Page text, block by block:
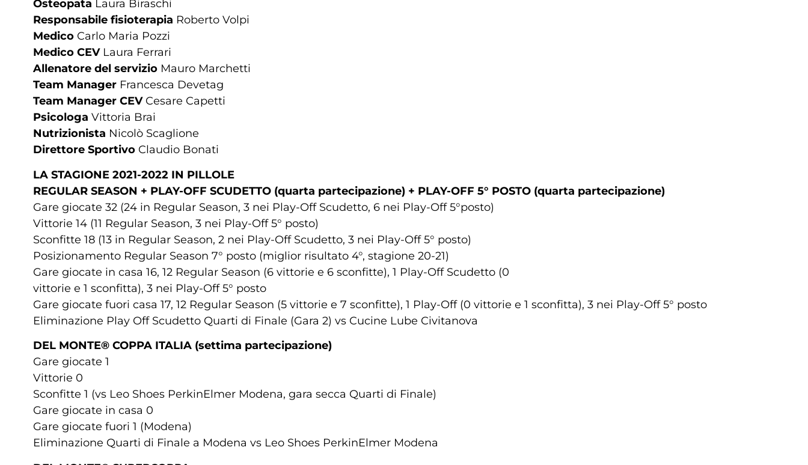
Osteopata Laura Biraschi
Responsabile fisioterapia Roberto Volpi
Medico Carlo Maria Pozzi
Medico CEV Laura Ferrari
Allenatore del servizio Mauro Marchetti
Team Manager Francesca Devetag
Team Manager CEV Cesare Capetti
Psicologa Vittoria Brai
Nutrizionista Nicolò Scaglione
Direttore Sportivo Claudio Bonati
LA STAGIONE 2021-2022 IN PILLOLE
REGULAR SEASON + PLAY-OFF SCUDETTO (quarta partecipazione) + PLAY-OFF 5° POSTO (quarta partecipazione)
Gare giocate 32 (24 in Regular Season, 3 nei Play-Off Scudetto, 6 nei Play-Off 5°posto)
Vittorie 14 (11 Regular Season, 3 nei Play-Off 5° posto)
Sconfitte 18 (13 in Regular Season, 2 nei Play-Off Scudetto, 3 nei Play-Off 5° posto)
Posizionamento Regular Season 7° posto (miglior risultato 4°, stagione 20-21)
Gare giocate in casa 16, 12 Regular Season (6 vittorie e 6 sconfitte), 1 Play-Off Scudetto (0
vittorie e 1 sconfitta), 3 nei Play-Off 5° posto
Gare giocate fuori casa 17, 12 Regular Season (5 vittorie e 7 sconfitte), 1 Play-Off (0 vittorie e 1 sconfitta), 3 nei Play-Off 5° posto
Eliminazione Play Off Scudetto Quarti di Finale (Gara 2) vs Cucine Lube Civitanova
DEL MONTE® COPPA ITALIA (settima partecipazione)
Gare giocate 1
Vittorie 0
Sconfitte 1 (vs Leo Shoes PerkinElmer Modena, gara secca Quarti di Finale)
Gare giocate in casa 0
Gare giocate fuori 1 (Modena)
Eliminazione Quarti di Finale a Modena vs Leo Shoes PerkinElmer Modena